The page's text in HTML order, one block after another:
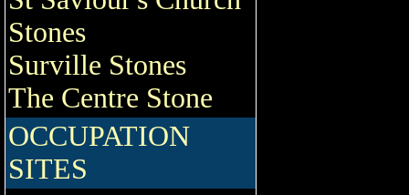
Stones
Surville Stones
The Centre Stone
OCCUPATION
SITES